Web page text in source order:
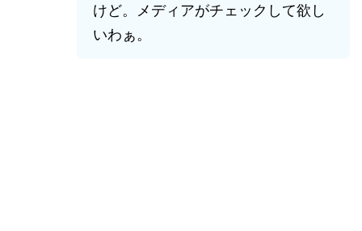
けど。メディアがチェックして欲し
いわぁ。